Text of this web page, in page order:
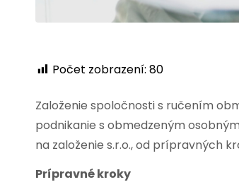
Počet zobrazení: 80
Založenie spoločnosti s ručením
podnikanie s obmedzeným
na založenie s.r.o., od prípravných
Prípravné kroky